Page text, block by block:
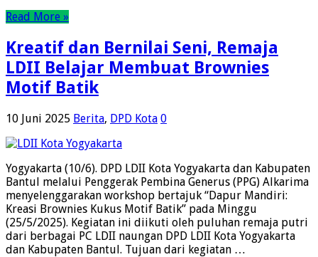
Read More »
Kreatif dan Bernilai Seni, Remaja
LDII Belajar Membuat Brownies
Motif Batik
10 Juni 2025 Berita, DPD Kota 0
Yogyakarta (10/6). DPD LDII Kota Yogyakarta dan Kabupaten
Bantul melalui Penggerak Pembina Generus (PPG) Alkarima
menyelenggarakan workshop bertajuk “Dapur Mandiri:
Kreasi Brownies Kukus Motif Batik” pada Minggu
(25/5/2025). Kegiatan ini diikuti oleh puluhan remaja putri
dari berbagai PC LDII naungan DPD LDII Kota Yogyakarta
dan Kabupaten Bantul. Tujuan dari kegiatan …